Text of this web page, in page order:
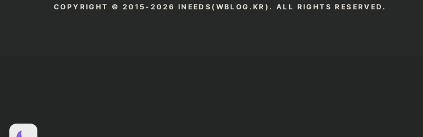
COPYRIGHT © 2015-2026 INEEDS(WBLOG.KR). ALL RIGHTS RESERVED.